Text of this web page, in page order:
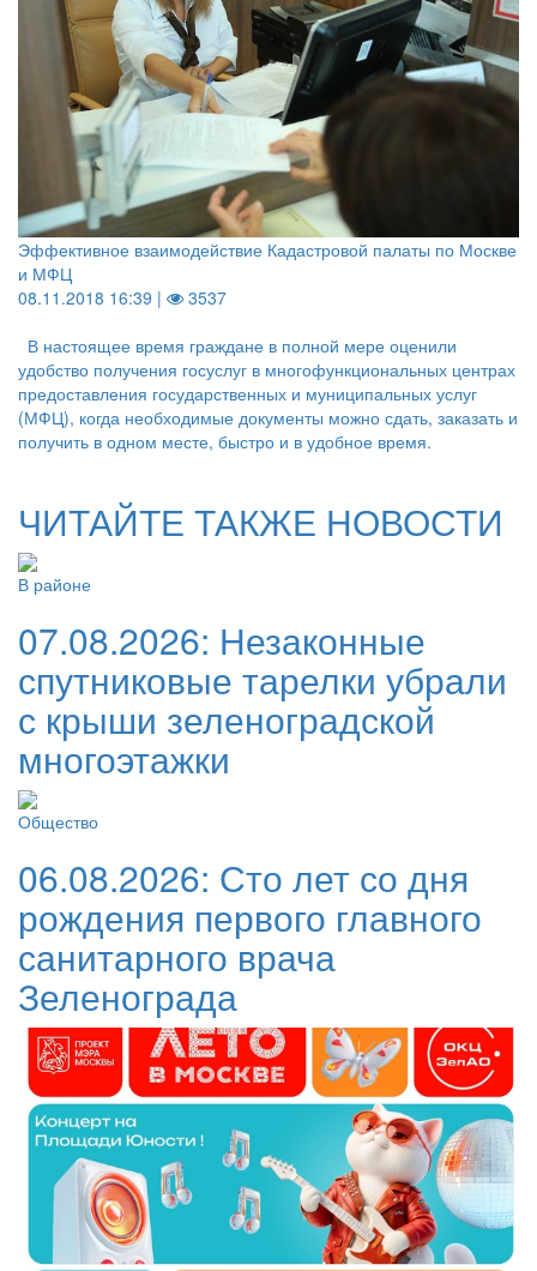
Эффективное взаимодействие Кадастровой палаты по Москве
и МФЦ
08.11.2018 16:39 |
3537
В настоящее время граждане в полной мере оценили
удобство получения госуслуг в многофункциональных центрах
предоставления государственных и муниципальных услуг
(МФЦ), когда необходимые документы можно сдать, заказать и
получить в одном месте, быстро и в удобное время.
ЧИТАЙТЕ ТАКЖЕ НОВОСТИ
В районе
07.08.2026: Незаконные
спутниковые тарелки убрали
с крыши зеленоградской
многоэтажки
Общество
06.08.2026: Сто лет со дня
рождения первого главного
санитарного врача
Зеленограда